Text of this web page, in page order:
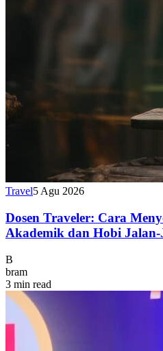
Travel5 Agu 2026
Dosen Traveler: Cara
Akademik dan Hobi Jalan-
B
bram
3 min read